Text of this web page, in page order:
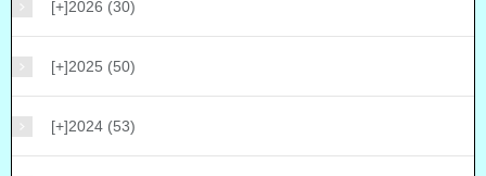
[+]2026 (30)
[+]2025 (50)
[+]2024 (53)